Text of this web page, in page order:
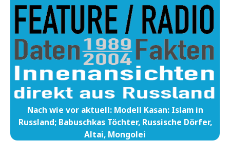
Nach wie vor aktuell: Modell Kasan: Islam in
Russland; Babuschkas Töchter, Russische Dörfer,
Altai, Mongolei